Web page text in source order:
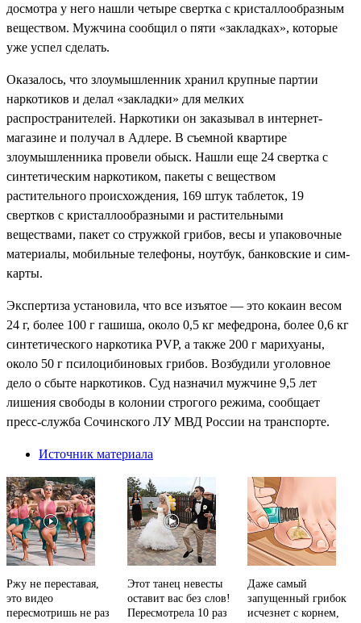
досмотра у него нашли четыре свертка с кристаллообразным
веществом. Мужчина сообщил о пяти «закладках», которые
уже успел сделать.
Оказалось, что злоумышленник хранил крупные партии
наркотиков и делал «закладки» для мелких
распространителей. Наркотики он заказывал в интернет-
магазине и получал в Адлере. В съемной квартире
злоумышленника провели обыск. Нашли еще 24 свертка с
синтетическим наркотиком, пакеты с веществом
растительного происхождения, 169 штук таблеток, 19
свертков с кристаллообразными и растительными
веществами, пакет со стружкой грибов, весы и упаковочные
материалы, мобильные телефоны, ноутбук, банковские и сим-
карты.
Экспертиза установила, что все изъятое — это кокаин весом
24 г, более 100 г гашиша, около 0,5 кг мефедрона, более 0,6 кг
синтетического наркотика PVP, а также 200 г марихуаны,
около 50 г псилоцибиновых грибов. Возбудили уголовное
дело о сбыте наркотиков. Суд назначил мужчине 9,5 лет
лишения свободы в колонии строгого режима, сообщает
пресс-служба Сочинского ЛУ МВД России на транспорте.
Источник материала
Ржу не переставая,
это видео
пересмотришь не раз
Этот танец невесты
оставит вас без слов!
Пересмотрела 10 раз
Даже самый
запущенный грибок
исчезнет с корнем,